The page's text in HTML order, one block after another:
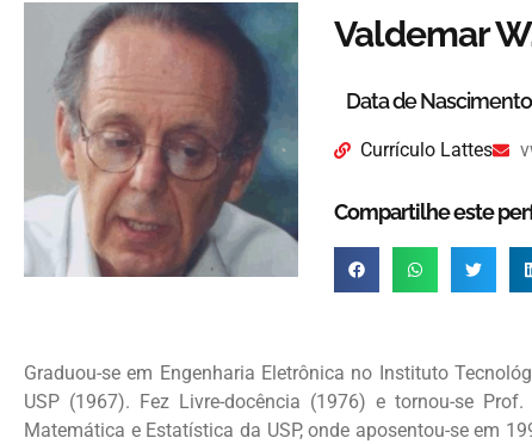
Valdemar
Data de
Currículo Lattes
Compartilhe este
Graduou-se em Engenharia Eletrônica no Instituto
USP (1967). Fez Livre-docência (1976) e tornou-se
Matemática e Estatística da USP, onde aposentou-se em